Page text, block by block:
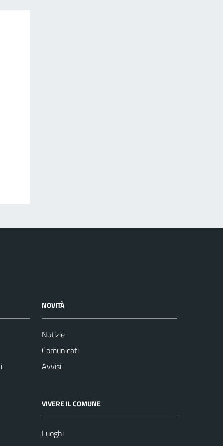
NOVITÀ
Notizie
Comunicati
Avvisi
VIVERE IL COMUNE
Luoghi